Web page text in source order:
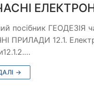
посібник ГЕОДЕЗІЯ
ПРИЛАДИ 12.1.
→